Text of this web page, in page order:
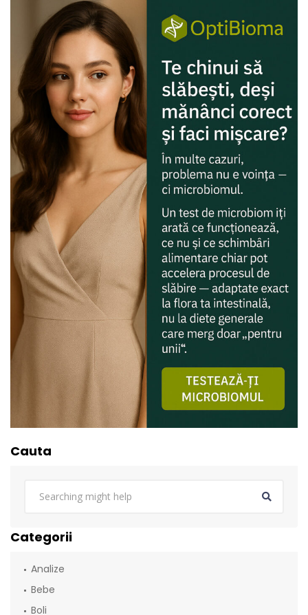
Cauta
Categorii
Analize
Bebe
Boli